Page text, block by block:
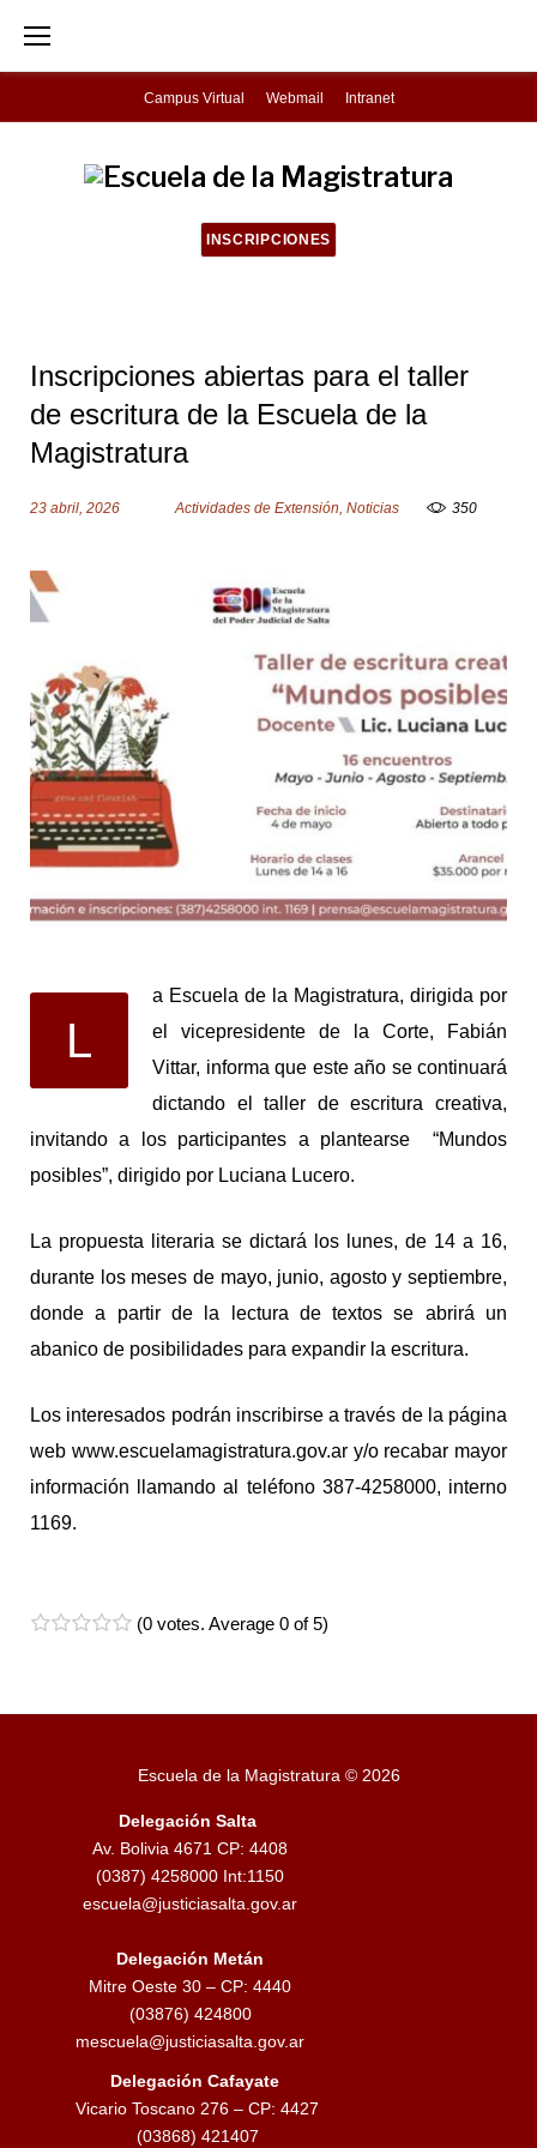
p
Campus Virtual Webmail Intranet
INSCRIPCIONES
Inscripciones abiertas para el taller
de escritura de la Escuela de la
Magistratura
23 abril, 2026 Actividades de Extensión, Noticias 350
L
a Escuela de la Magistratura, dirigida por
el vicepresidente de la Corte, Fabián
Vittar, informa que este año se continuará
dictando el taller de escritura creativa,
invitando a los participantes a plantearse “Mundos
posibles”, dirigido por Luciana Lucero.
La propuesta literaria se dictará los lunes, de 14 a 16,
durante los meses de mayo, junio, agosto y septiembre,
donde a partir de la lectura de textos se abrirá un
abanico de posibilidades para expandir la escritura.
Los interesados podrán inscribirse a través de la página
web www.escuelamagistratura.gov.ar y/o recabar mayor
información llamando al teléfono 387-4258000, interno
1169.
(0 votes. Average 0 of 5)
Escuela de la Magistratura © 2026
Delegación Salta
Av. Bolivia 4671 CP: 4408
(0387) 4258000 Int:1150
escuela@justiciasalta.gov.ar
Delegación Metán
Mitre Oeste 30 – CP: 4440
(03876) 424800
mescuela@justiciasalta.gov.ar
Delegación Cafayate
Vicario Toscano 276 – CP: 4427
(03868) 421407